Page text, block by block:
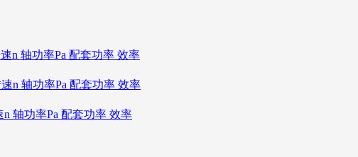
n 轴功率Pa 配套功率 效率
n 轴功率Pa 配套功率 效率
轴功率Pa 配套功率 效率